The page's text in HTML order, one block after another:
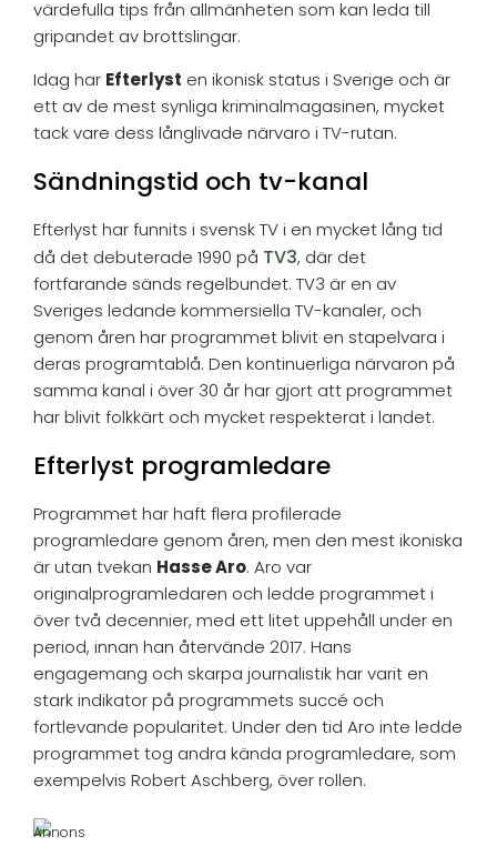
värdefulla tips från allmänheten som kan leda till
gripandet av brottslingar.
Idag har Efterlyst en ikonisk status i Sverige och är
ett av de mest synliga kriminalmagasinen, mycket
tack vare dess långlivade närvaro i TV-rutan.
Sändningstid och tv-kanal
Efterlyst har funnits i svensk TV i en mycket lång tid
då det debuterade 1990 på TV3, där det
fortfarande sänds regelbundet. TV3 är en av
Sveriges ledande kommersiella TV-kanaler, och
genom åren har programmet blivit en stapelvara i
deras programtablå. Den kontinuerliga närvaron på
samma kanal i över 30 år har gjort att programmet
har blivit folkkärt och mycket respekterat i landet.
Efterlyst programledare
Programmet har haft flera profilerade
programledare genom åren, men den mest ikoniska
är utan tvekan Hasse Aro. Aro var
originalprogramledaren och ledde programmet i
över två decennier, med ett litet uppehåll under en
period, innan han återvände 2017. Hans
engagemang och skarpa journalistik har varit en
stark indikator på programmets succé och
fortlevande popularitet. Under den tid Aro inte ledde
programmet tog andra kända programledare, som
exempelvis Robert Aschberg, över rollen.
Annons